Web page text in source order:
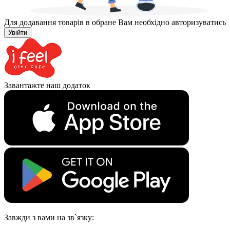
Для додавання товарів в обране Вам необхідно авторизуватись
Увійти
Завантажте наш додаток
Завжди з вами на зв`язку: